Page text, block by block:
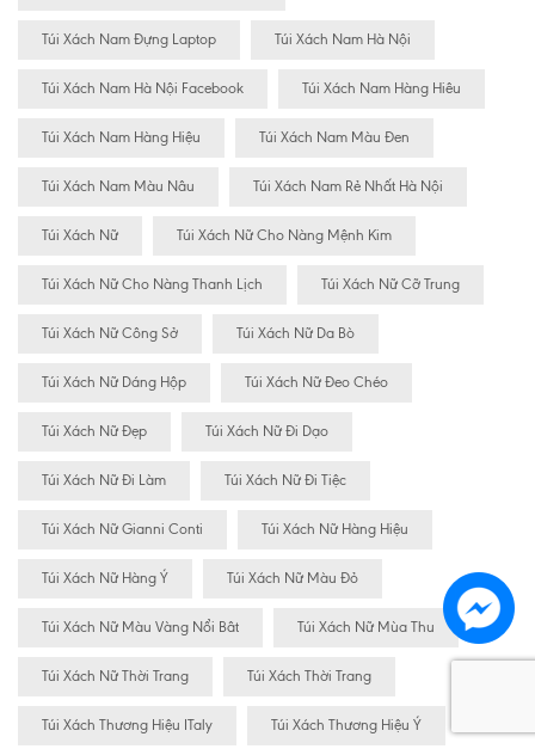
Túi Xách Nam Đựng Laptop Túi Xách Nam Hà Nội
Túi Xách Nam Hà Nội Facebook Túi Xách Nam Hàng Hiêu
Túi Xách Nam Hàng Hiệu Túi Xách Nam Màu Đen
Túi Xách Nam Màu Nâu Túi Xách Nam Rẻ Nhất Hà Nội
Túi Xách Nữ Túi Xách Nữ Cho Nàng Mệnh Kim
Túi Xách Nữ Cho Nàng Thanh Lịch Túi Xách Nữ Cỡ Trung
Túi Xách Nữ Công Sở Túi Xách Nữ Da Bò
Túi Xách Nữ Dáng Hộp Túi Xách Nữ Đeo Chéo
Túi Xách Nữ Đẹp Túi Xách Nữ Đi Dạo
Túi Xách Nữ Đi Làm Túi Xách Nữ Đi Tiệc
Túi Xách Nữ Gianni Conti Túi Xách Nữ Hàng Hiệu
Túi Xách Nữ Hàng Ý Túi Xách Nữ Màu Đỏ
Túi Xách Nữ Màu Vàng Nổi Bât Túi Xách Nữ Mùa Thu
Túi Xách Nữ Thời Trang Túi Xách Thời Trang
Túi Xách Thương Hiệu ITaly Túi Xách Thương Hiệu Ý